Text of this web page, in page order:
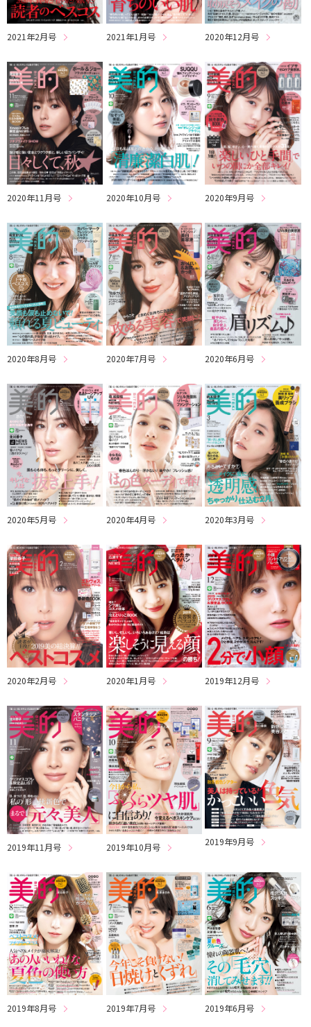
2021年2月号 2021年1月号 2020年12月号
2020年11月号 2020年10月号 2020年9月号
2020年8月号 2020年7月号 2020年6月号
2020年5月号 2020年4月号 2020年3月号
2020年2月号 2020年1月号 2019年12月号
2019年11月号 2019年10月号 2019年9月号
2019年8月号 2019年7月号 2019年6月号